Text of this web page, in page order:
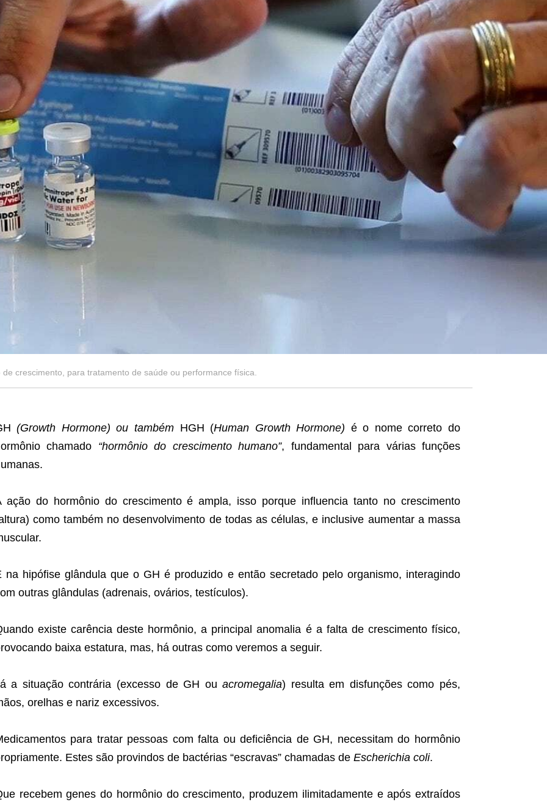
crescimento, para tratamento de saúde ou performance física.
(Growth Hormone) ou também HGH (Human Growth Hormone) é o nome correto do
chamado “hormônio do crescimento humano”, fundamental para várias funções
ação do hormônio do crescimento é ampla, isso porque influencia tanto no crescimento
como também no desenvolvimento de todas as células, e inclusive aumentar a massa
na hipófise glândula que o GH é produzido e então secretado pelo organismo, interagindo
outras glândulas (adrenais, ovários, testículos).
existe carência deste hormônio, a principal anomalia é a falta de crescimento físico,
baixa estatura, mas, há outras como veremos a seguir.
a situação contrária (excesso de GH ouacromegalia) resulta em disfunções como pés,
orelhas e nariz excessivos.
para tratar pessoas com falta ou deficiência de GH, necessitam do hormônio
Estes são provindos de bactérias “escravas” chamadas de Escherichia coli.
recebem genes do hormônio do crescimento, produzem ilimitadamente e após extraídos